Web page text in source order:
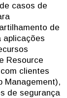
casos de
de
aplicações
Resource
clientes
Management),
de segurança